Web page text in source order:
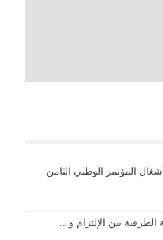
المؤتمر الوطني الثامن
الطرقية بين الإلتزام و…